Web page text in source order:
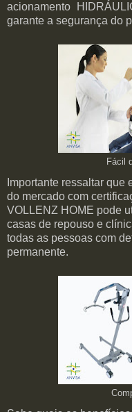
acionamento
garante a segurança do
Fácil
Importante ressaltar
do mercado com
VOLLENZ HOME pode
casas de repouso e
todas as pessoas com
permanente.